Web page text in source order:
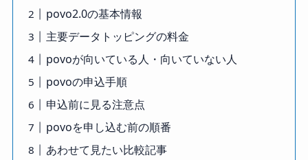
povo2.0の基本情報
主要データトッピングの料金
povoが向いている人・向いていない人
povoの申込手順
申込前に見る注意点
povoを申し込む前の順番
あわせて見たい比較記事